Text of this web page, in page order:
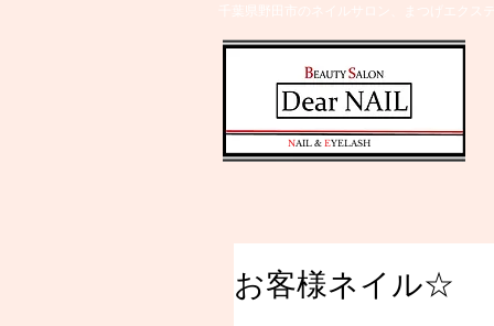
千葉県野田市のネイルサロン、まつげエク
​NAIL & EYELASH
お客様ネイル☆